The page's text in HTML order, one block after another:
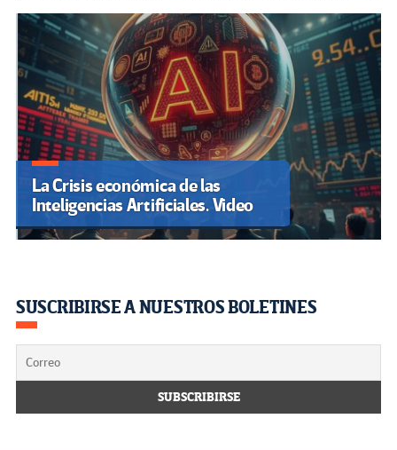
La Crisis económica de las
Inteligencias Artificiales. Video
SUSCRIBIRSE A NUESTROS BOLETINES